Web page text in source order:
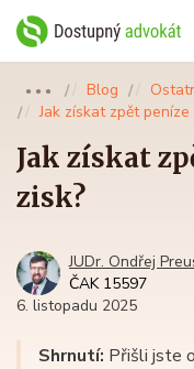
●●● Blog
Jak získat zpět
Jak získat
zisk?
JUDr. Ondřej
ČAK 15597
6. listopadu 2025
Shrnutí: Přišli jste